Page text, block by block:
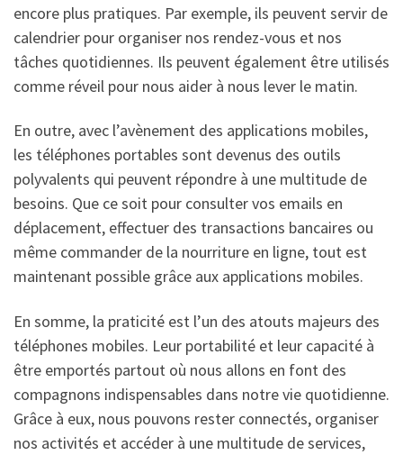
encore plus pratiques. Par exemple, ils peuvent servir de
calendrier pour organiser nos rendez-vous et nos
tâches quotidiennes. Ils peuvent également être utilisés
comme réveil pour nous aider à nous lever le matin.
En outre, avec l’avènement des applications mobiles,
les téléphones portables sont devenus des outils
polyvalents qui peuvent répondre à une multitude de
besoins. Que ce soit pour consulter vos emails en
déplacement, effectuer des transactions bancaires ou
même commander de la nourriture en ligne, tout est
maintenant possible grâce aux applications mobiles.
En somme, la praticité est l’un des atouts majeurs des
téléphones mobiles. Leur portabilité et leur capacité à
être emportés partout où nous allons en font des
compagnons indispensables dans notre vie quotidienne.
Grâce à eux, nous pouvons rester connectés, organiser
nos activités et accéder à une multitude de services,